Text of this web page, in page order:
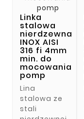
Linka
stalowa
nierdzewna
INOX AISI
316 fi 4mm
min. do
mocowania
pomp
Lina
stalowa ze
stali